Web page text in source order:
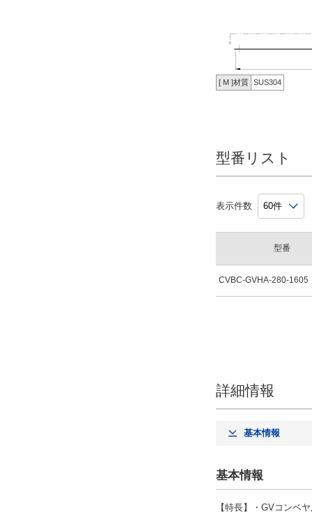
[ M ]材質 SUS304
型番リスト
表示件数
型番
CVBC-GVHA-280-1605
詳細情報
基本情報
基本情報
【特長】・GVコンベ